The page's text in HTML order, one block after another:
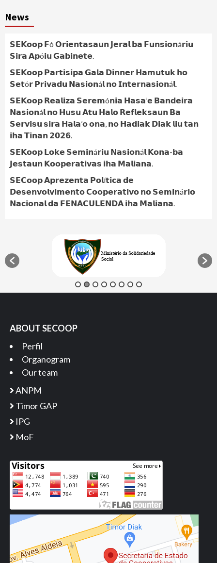
News
𝗦𝗘𝗞𝗼𝗼𝗽 𝗙ó 𝗢𝗿𝗶𝗲𝗻𝘁𝗮𝘀𝗮𝘂𝗻 𝗝𝗲𝗿𝗮𝗹 𝗯𝗮 𝗙𝘂𝗻𝘀𝗶𝗼𝗻á𝗿𝗶𝘂
𝗦𝗶𝗿𝗮 𝗔𝗽ó𝗶𝘂 𝗚𝗮𝗯𝗶𝗻𝗲𝘁𝗲.
𝗦𝗘𝗞𝗼𝗼𝗽 𝗣𝗮𝗿𝘁𝗶𝘀𝗶𝗽𝗮 𝗚𝗮𝗹𝗮 𝗗𝗶𝗻𝗻𝗲𝗿 𝗛𝗮𝗺𝘂𝘁𝘂𝗸 𝗵𝗼
𝗦𝗲𝘁ó𝗿 𝗣𝗿𝗶𝘃𝗮𝗱𝘂 𝗡𝗮𝘀𝗶𝗼𝗻á𝗹 𝗻𝗼 𝗜𝗻𝘁𝗲𝗿𝗻𝗮𝘀𝗶𝗼𝗻á𝗹.
𝗦𝗘𝗞𝗼𝗼𝗽 𝗥𝗲𝗮𝗹𝗶𝘇𝗮 𝗦𝗲𝗿𝗲𝗺ó𝗻𝗶𝗮 𝗛𝗮𝘀𝗮’𝗲 𝗕𝗮𝗻𝗱𝗲𝗶𝗿𝗮
𝗡𝗮𝘀𝗶𝗼𝗻á𝗹 𝗻𝗼 𝗛𝘂𝘀𝘂 𝗔𝘁𝘂 𝗛𝗮𝗹𝗼 𝗥𝗲𝗳𝗹𝗲𝗸𝘀𝗮𝘂𝗻 𝗕𝗮
𝗦𝗲𝗿𝘃𝗶𝘀𝘂 𝘀𝗶𝗿𝗮 𝗛𝗮𝗹𝗮’𝗼 𝗼𝗻𝗮, 𝗻𝗼 𝗛𝗮𝗱𝗶𝗮𝗸 𝗗𝗶𝗮𝗸 𝗹𝗶𝘂 𝘁𝗮𝗻
𝗶𝗵𝗮 𝗧𝗶𝗻𝗮𝗻 𝟮𝟬𝟮𝟲.
𝗦𝗘𝗞𝗼𝗼𝗽 𝗟𝗼𝗸𝗲 𝗦𝗲𝗺𝗶𝗻á𝗿𝗶𝘂 𝗡𝗮𝘀𝗶𝗼𝗻á𝗹 𝗞𝗼𝗻𝗮-𝗯𝗮
𝗝𝗲𝘀𝘁𝗮𝘂𝗻 𝗞𝗼𝗼𝗽𝗲𝗿𝗮𝘁𝗶𝘃𝗮𝘀 𝗶𝗵𝗮 𝗠𝗮𝗹𝗶𝗮𝗻𝗮.
𝗦𝗘𝗖𝗼𝗼𝗽 𝗔𝗽𝗿𝗲𝘇𝗲𝗻𝘁𝗮 𝗣𝗼𝗹í𝘁𝗶𝗰𝗮 𝗱𝗲
𝗗𝗲𝘀𝗲𝗻𝘃𝗼𝗹𝘃𝗶𝗺𝗲𝗻𝘁𝗼 𝗖𝗼𝗼𝗽𝗲𝗿𝗮𝘁𝗶𝘃𝗼 𝗻𝗼 𝗦𝗲𝗺𝗶𝗻á𝗿𝗶𝗼
𝗡𝗮𝗰𝗶𝗼𝗻𝗮𝗹 𝗱𝗮 𝗙𝗘𝗡𝗔𝗖𝗨𝗟𝗘𝗡𝗗𝗔 𝗶𝗵𝗮 𝗠𝗮𝗹𝗶𝗮𝗻𝗮.
ABOUT SECOOP
Perfil
Organogram
Our team
ANPM
Timor GAP
IPG
MoF